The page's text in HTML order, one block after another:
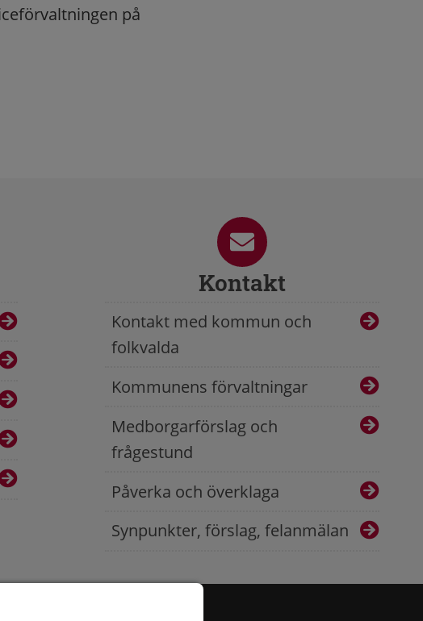
på
Kontakt
Kontakt med kommun och
folkvalda
Kommunens förvaltningar
Medborgarförslag och
frågestund
Påverka och överklaga
Synpunkter, förslag, felanmälan